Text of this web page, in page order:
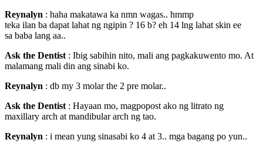
Reynalyn : haha makatawa ka nmn wagas.. hmmp
teka ilan ba dapat lahat ng ngipin ? 16 b? eh 14 lng lahat skin ee
sa baba lang aa..
Ask the Dentist : Ibig sabihin nito, mali ang pagkakuwento mo. At
malamang mali din ang sinabi ko.
Reynalyn : db my 3 molar the 2 pre molar..
Ask the Dentist : Hayaan mo, magpopost ako ng litrato ng
maxillary arch at mandibular arch ng tao.
Reynalyn : i mean yung sinasabi ko 4 at 3.. mga bagang po yun..